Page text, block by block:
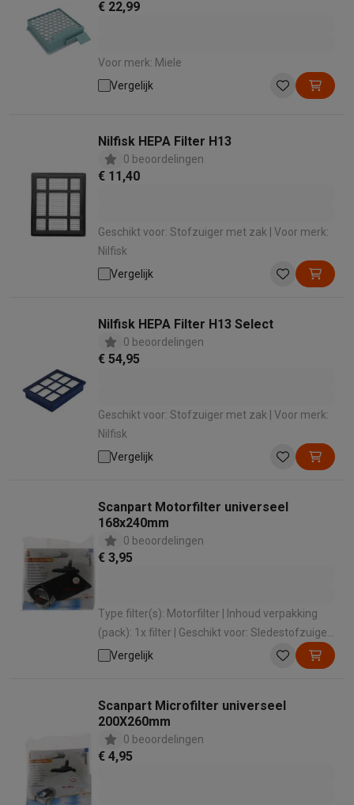
€ 22,99
Voor merk: Miele
Vergelijk
Nilfisk HEPA Filter H13
0 beoordelingen
€ 11,40
Geschikt voor: Stofzuiger met zak | Voor merk:
Nilfisk
Vergelijk
Nilfisk HEPA Filter H13 Select
0 beoordelingen
€ 54,95
Geschikt voor: Stofzuiger met zak | Voor merk:
Nilfisk
Vergelijk
Scanpart Motorfilter universeel
168x240mm
0 beoordelingen
€ 3,95
Type filter(s): Motorfilter | Inhoud verpakking
(pack): 1x filter | Geschikt voor: Sledestofzuiger
| Voor merk: Universeel
Vergelijk
Scanpart Microfilter universeel
200X260mm
0 beoordelingen
€ 4,95